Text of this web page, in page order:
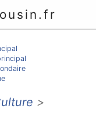
>